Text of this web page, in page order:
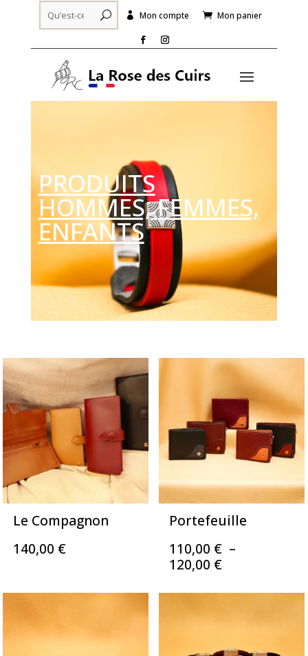
 Mon compte  Mon panier
PRODUITS
HOMMES, FEMMES,
ENFANTS
Le Compagnon
140,00 €
Portefeuille
110,00 € –
120,00 €Plage
prix :